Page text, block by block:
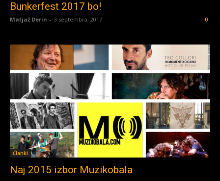
Bunkerfest 2017 bo!
Matjaž Derin - 3 septembra, 2017 0
Članki
Naj 2015 izbor Muzikobala